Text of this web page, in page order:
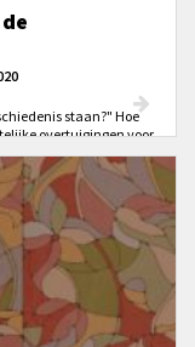
staan?" Hoe
overtuigingen voor
en John Piper geven jou
en doen je een